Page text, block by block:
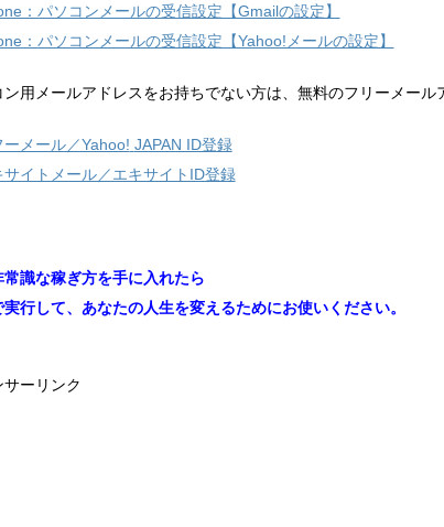
：パソコンメールの受信設定【Gmailの設定】
：パソコンメールの受信設定【Yahoo!メールの設定】
ン用メールアドレスをお持ちでない方は、無料のフリーメール
ーメール／Yahoo! JAPAN ID登録
サイトメール／エキサイトID登録
常識な稼ぎ方を手に入れたら
行して、あなたの人生を変えるためにお使いください。
サーリンク